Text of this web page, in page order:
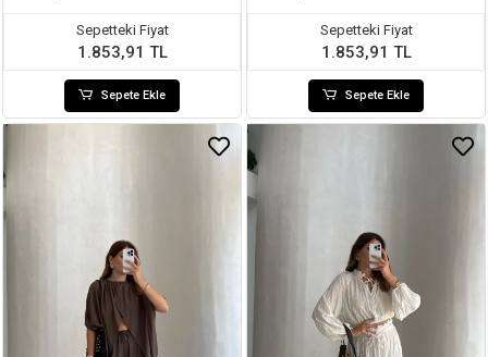
Sepetteki Fiyat
1.853,91 TL
Sepete Ekle
Sepetteki Fiyat
1.853,91 TL
Sepete Ekle